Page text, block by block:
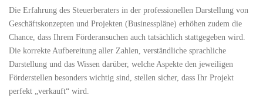
Die Erfahrung des Steuerberaters in der professionellen Darstellung von
Geschäftskonzepten und Projekten (Businesspläne) erhöhen zudem die
Chance, dass Ihrem Förderansuchen auch tatsächlich stattgegeben wird.
Die korrekte Aufbereitung aller Zahlen, verständliche sprachliche
Darstellung und das Wissen darüber, welche Aspekte den jeweiligen
Förderstellen besonders wichtig sind, stellen sicher, dass Ihr Projekt
perfekt „verkauft“ wird.